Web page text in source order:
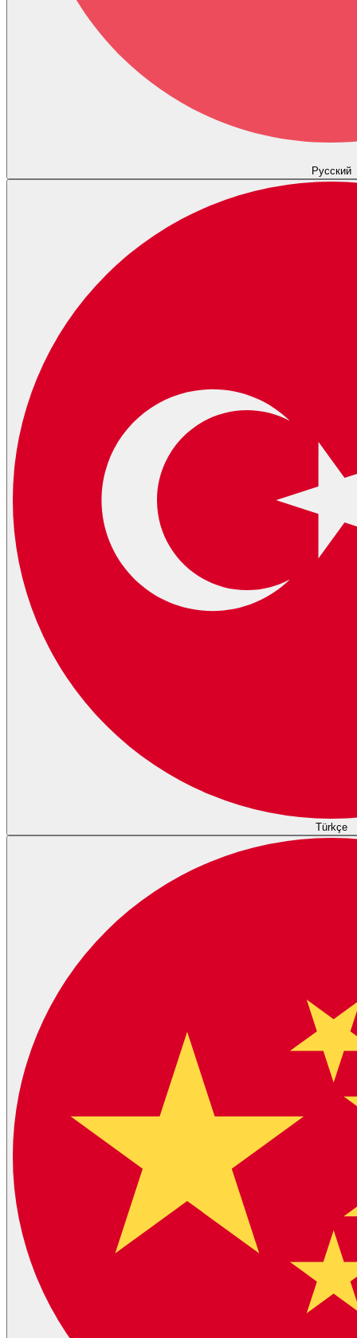
Русский
Türkçe